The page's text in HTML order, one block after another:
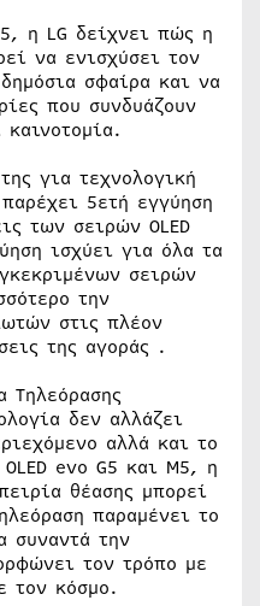
η LG δείχνει πώς η
να ενισχύσει τον
σφαίρα και να
που συνδυάζουν
για τεχνολογική
5ετή εγγύηση
των σειρών OLED
ισχύει για όλα τα
σειρών
την
στις πλέον
της αγοράς .
Τηλεόρασης
δεν αλλάζει
αλλά και το
evo G5 και M5, η
θέασης μπορεί
παραμένει το
συναντά την
τον τρόπο με
τον κόσμο.